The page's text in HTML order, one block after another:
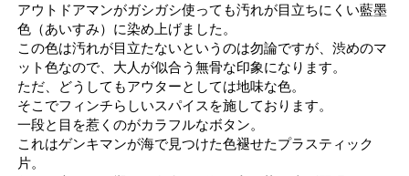
アウトドアマンがガシガシ使っても汚れが目立ちにくい藍墨
色（あいすみ）に染め上げました。
この色は汚れが目立たないというのは勿論ですが、渋めのマ
ット色なので、大人が似合う無骨な印象になります。
ただ、どうしてもアウターとしては地味な色。
そこでフィンチらしいスパイスを施しております。
一段と目を惹くのがカラフルなボタン。
これはゲンキマンが海で見つけた色褪せたプラスティック
片。